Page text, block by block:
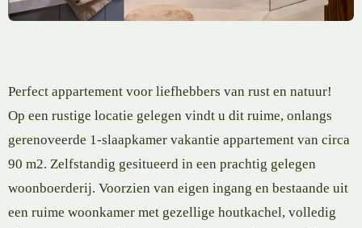
Perfect appartement voor liefhebbers van rust en natuur!
Op een rustige locatie gelegen vindt u dit ruime, onlangs
gerenoveerde 1-slaapkamer vakantie appartement van circa
90 m2. Zelfstandig gesitueerd in een prachtig gelegen
woonboerderij. Voorzien van eigen ingang en bestaande uit
een ruime woonkamer met gezellige houtkachel, volledig